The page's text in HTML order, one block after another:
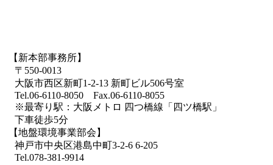
【新本部事務所】
〒550-0013
大阪市西区新町1-2-13 新町ビル506号室
Tel.06-6110-8050 Fax.06-6110-8055
※最寄り駅：大阪メトロ 四つ橋線「四ツ橋駅」
下車徒歩5分
【地盤環境事業部会】
神戸市中央区港島中町3-2-6 6-205
Tel.078-381-9914